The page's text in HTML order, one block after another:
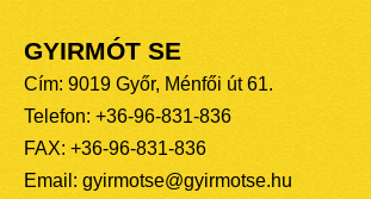
GYIRMÓT SE
Cím: 9019 Győr, Ménfői út 61.
Telefon: +36-96-831-836
FAX: +36-96-831-836
Email: gyirmotse@gyirmotse.hu